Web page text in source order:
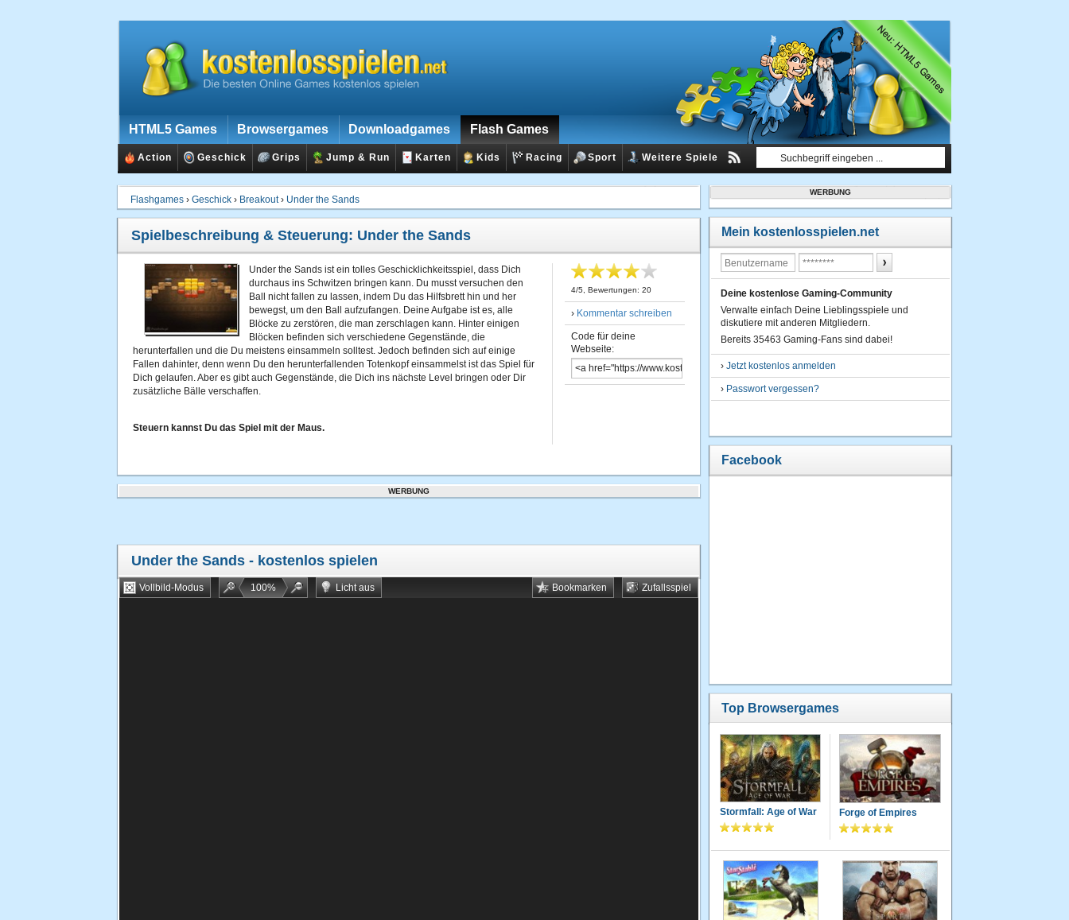
HTML5 Games Browsergames Downloadgames Flash Games
Action Geschick Grips Jump & Run Karten Kids Racing Sport Weitere Spiele
Flashgames › Geschick › Breakout› Under the Sands
Spielbeschreibung & Steuerung: Under the Sands
Under the Sands ist ein tolles Geschicklichkeitsspiel, dass Dich
durchaus ins Schwitzen bringen kann. Du musst versuchen den
Ball nicht fallen zu lassen, indem Du das Hilfsbrett hin und her
bewegst, um den Ball aufzufangen. Deine Aufgabe ist es, alle
Blöcke zu zerstören, die man zerschlagen kann. Hinter einigen
Blöcken befinden sich verschiedene Gegenstände, die
herunterfallen und die Du meistens einsammeln solltest. Jedoch befinden sich auf einige
Fallen dahinter, denn wenn Du den herunterfallenden Totenkopf einsammelst ist das Spiel für
Dich gelaufen. Aber es gibt auch Gegenstände, die Dich ins nächste Level bringen oder Dir
zusätzliche Bälle verschaffen.
Steuern kannst Du das Spiel mit der Maus.
4/5 , Bewertungen: 20
› Kommentar schreiben
Code für deine
Webseite:
WERBUNG
Under the Sands - kostenlos spielen
Vollbild-Modus 100% Licht aus Zufallsspiel
Bookmarken
WERBUNG
Mein kostenlosspielen.net
Deine kostenlose Gaming-Community
Verwalte einfach Deine Lieblingsspiele und
diskutiere mit anderen Mitgliedern.
Bereits 35463 Gaming-Fans sind dabei!
› Jetzt kostenlos anmelden
› Passwort vergessen?
Facebook
Top Browsergames
Stormfall: Age of War Forge of Empires